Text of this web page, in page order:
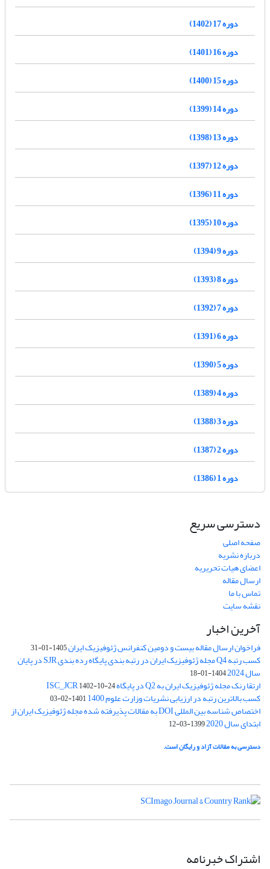
دوره 17 (1402)
دوره 16 (1401)
دوره 15 (1400)
دوره 14 (1399)
دوره 13 (1398)
دوره 12 (1397)
دوره 11 (1396)
دوره 10 (1395)
دوره 9 (1394)
دوره 8 (1393)
دوره 7 (1392)
دوره 6 (1391)
دوره 5 (1390)
دوره 4 (1389)
دوره 3 (1388)
دوره 2 (1387)
دوره 1 (1386)
دسترسی سریع
صفحه اصلی
درباره نشریه
اعضای هیات تحریریه
ارسال مقاله
تماس با ما
نقشه سایت
آخرین اخبار
فراخوان ارسال مقاله بیست و دومین کنفرانس ژئوفیزیک ایران1405-01-31
کسب رتبه Q4 مجله ژئوفیزیک ایران در رتبه بندی پایگاه رده بندی SJR در پایان
سال 2024 1404-01-18
ارتقا رنک مجله ژئوفیزیک ایران به Q2 در پایگاه ISC_JCR 1402-10-24
کسب بالاترین رتبه در ارزیابی نشریات وزارت علوم 1400 1401-02-03
اختصاص شناسه بین المللی DOI به مقالات پذیرفته شده مجله ژئوفیزیک ایران از
ابتدای سال 2020 1399-03-12
دسترسی به مقالات آزاد و رایگان است.
اشتراک خبرنامه